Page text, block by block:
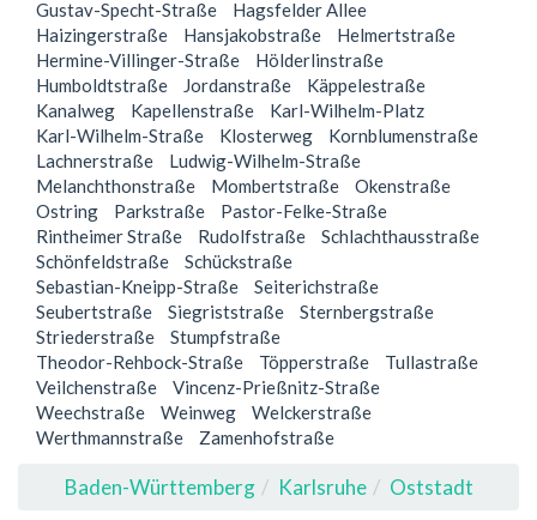
Gustav-Specht-Straße
Hagsfelder Allee
Haizingerstraße
Hansjakobstraße
Helmertstraße
Hermine-Villinger-Straße
Hölderlinstraße
Humboldtstraße
Jordanstraße
Käppelestraße
Kanalweg
Kapellenstraße
Karl-Wilhelm-Platz
Karl-Wilhelm-Straße
Klosterweg
Kornblumenstraße
Lachnerstraße
Ludwig-Wilhelm-Straße
Melanchthonstraße
Mombertstraße
Okenstraße
Ostring
Parkstraße
Pastor-Felke-Straße
Rintheimer Straße
Rudolfstraße
Schlachthausstraße
Schönfeldstraße
Schückstraße
Sebastian-Kneipp-Straße
Seiterichstraße
Seubertstraße
Siegriststraße
Sternbergstraße
Striederstraße
Stumpfstraße
Theodor-Rehbock-Straße
Töpperstraße
Tullastraße
Veilchenstraße
Vincenz-Prießnitz-Straße
Weechstraße
Weinweg
Welckerstraße
Werthmannstraße
Zamenhofstraße
Baden-Württemberg Karlsruhe Oststadt